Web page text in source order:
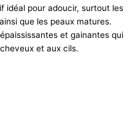
idéal pour adoucir, surtout les
que les peaux matures.
et gainantes qui
et aux cils.